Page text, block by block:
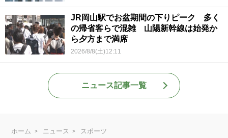
JR岡山駅でお盆期間の下りピーク 多く
の帰省客らで混雑 山陽新幹線は始発か
ら夕方まで満席
2026/8/8(土)12:11
ニュース記事一覧
ホーム ニュース
スポーツ